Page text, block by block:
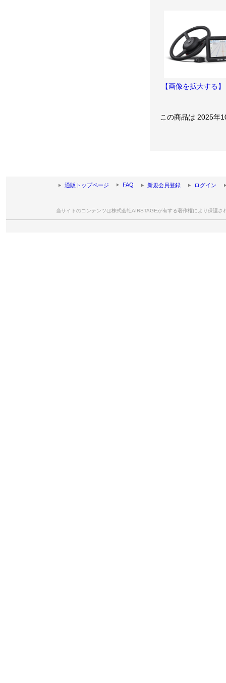
【画像を拡大する】
この商品は 2025年
通販トップページ FAQ 新規会員登録 ログイン
当サイトのコンテンツは株式会社AIRSTAGEが有する著作権により保護